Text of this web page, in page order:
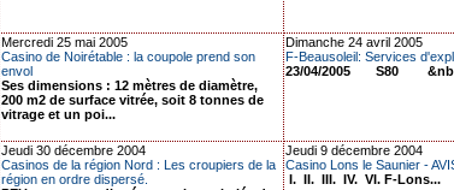
Mercredi 25 mai 2005
Casino de Noirétable : la coupole prend son
envol
Ses dimensions : 12 mètres de diamètre,
200 m2 de surface vitrée, soit 8 tonnes de
vitrage et un poi...
Dimanche 24 avril 2005
F-Beausoleil: Services
23/04/2005 S80
Jeudi 30 décembre 2004
Casinos de la région Nord : Les croupiers de la
région en ordre dispersé.
Jeudi 9 décembre 2004
Casino Lons le Saunier -
I. II. III. IV. VI. F-Lons...